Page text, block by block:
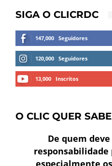
SIGA O CLICRDC
147,000 Seguidores
120,000 Seguidores
13,000 Inscritos
O CLIC QUER
De quem
responsabilidade
especialmente